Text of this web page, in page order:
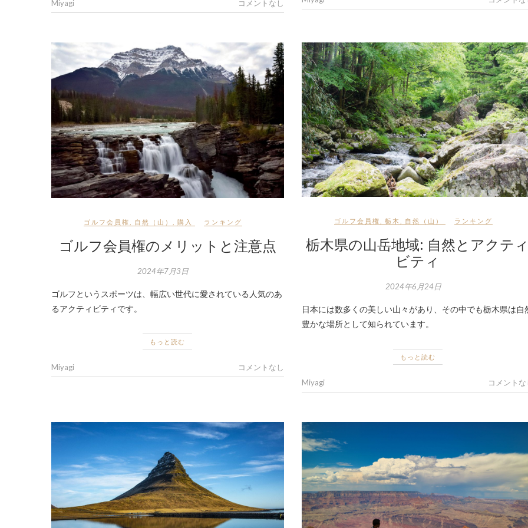
Miyagi コメントなし
ゴルフ会員権 自然（山） ,購入 ランキング
ゴルフ会員権のメリットと注意点
2024年7月3日
ゴルフというスポーツは、幅広い世代に愛されている人気のあ
るアクティビティです。
もっと読む
Miyagi コメントなし
ゴルフ会員権 栃木 自然（山） ランキング
栃木県の山岳地域: 自然とアクテ
ビティ
2024年6月24日
日本には数多くの美しい山々があり、その中でも栃木県は自
豊かな場所として知られています。
もっと読む
Miyagi コメントな